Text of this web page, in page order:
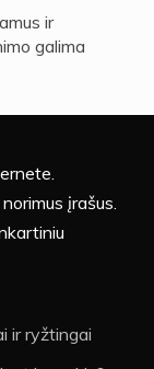
ir
galima
įrašus.
ir ryžtingai